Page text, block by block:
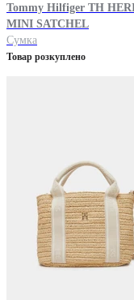
Tommy Hilfiger TH
MINI SATCHEL
Сумка
Товар розкуплено